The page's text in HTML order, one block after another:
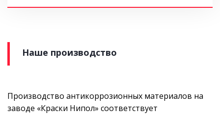
Наше производство
Производство антикоррозионных материалов на
заводе «Краски Нипол» соответствует